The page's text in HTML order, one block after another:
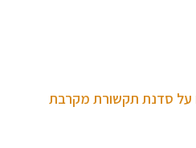
על סדנת תקשורת מקרבת